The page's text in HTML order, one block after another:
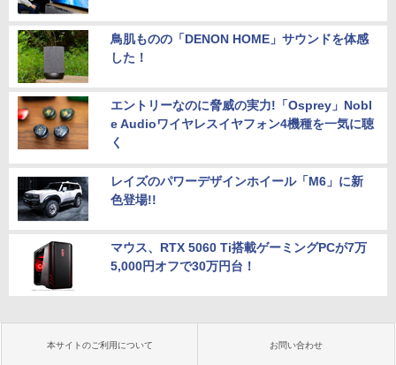
鳥肌ものの「DENON HOME」サウンドを体感
した！
エントリーなのに脅威の実力!「Osprey」Nobl
e Audioワイヤレスイヤフォン4機種を一気に聴
く
レイズのパワーデザインホイール「M6」に新
色登場!!
マウス、RTX 5060 Ti搭載ゲーミングPCが7万
5,000円オフで30万円台！
本サイトのご利用について お問い合わせ